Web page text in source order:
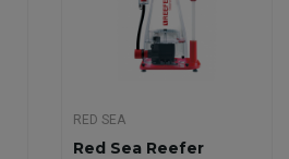
RED SEA
Red Sea Reefer